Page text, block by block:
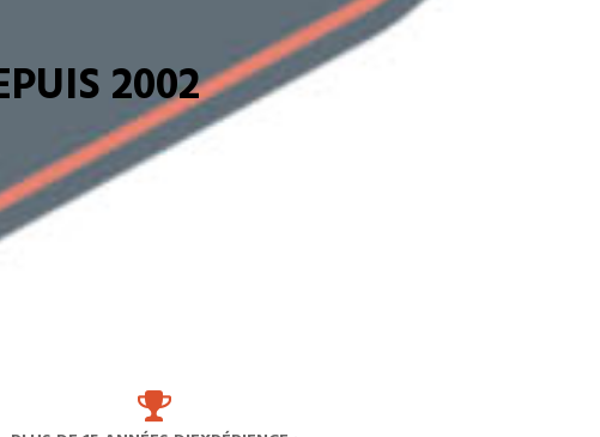
2002